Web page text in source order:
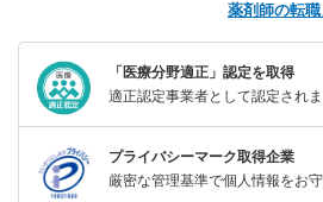
薬剤師の転
「医療分野適正」認定を取得
適正認定事業者として認定されま
プライバシーマーク取得企業
厳密な管理基準で個人情報をお守